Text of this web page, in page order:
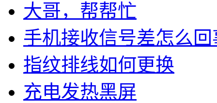
大哥，帮帮忙
手机接收信号差怎么回
指纹排线如何更换
充电发热黑屏